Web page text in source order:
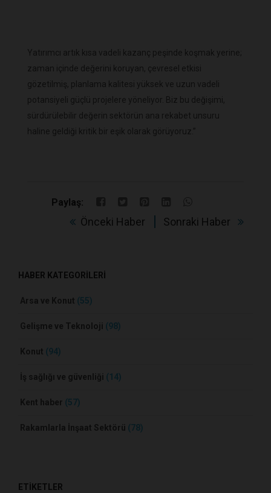
Yatırımcı artık kısa vadeli kazanç peşinde koşmak yerine;
zaman içinde değerini koruyan, çevresel etkisi
gözetilmiş, planlama kalitesi yüksek ve uzun vadeli
potansiyeli güçlü projelere yöneliyor. Biz bu değişimi,
sürdürülebilir değerin sektörün ana rekabet unsuru
haline geldiği kritik bir eşik olarak görüyoruz.”
Paylaş:
Önceki Haber Sonraki Haber
HABER KATEGORİLERİ
Arsa ve Konut (55)
Gelişme ve Teknoloji (98)
Konut (94)
İş sağlığı ve güvenliği (14)
Kent haber (57)
Rakamlarla İnşaat Sektörü (78)
ETİKETLER